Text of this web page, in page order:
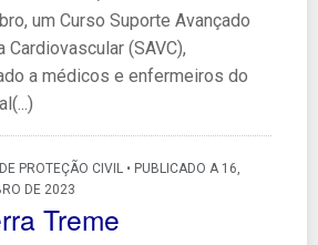
um Curso Suporte Avançado
Cardiovascular (SAVC),
a médicos e enfermeiros do
PROTEÇÃO CIVIL • PUBLICADO A 16,
DE 2023
Treme